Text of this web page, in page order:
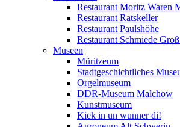
Restaurant Moritz Waren
Restaurant Ratskeller
Restaurant Paulshöhe
Restaurant Schmiede
Museen
Müritzeum
Stadtgeschichtliches
Orgelmuseum
DDR-Museum Malchow
Kunstmuseum
Kiek in un wunner di!